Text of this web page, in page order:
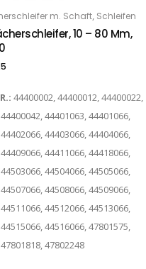
m. Schaft, Schleifen
10 – 80 Mm,
44400002, 44400012, 44400022,
44401063, 44401066,
44403066, 44404066,
44411066, 44418066,
44504066, 44505066,
44508066, 44509066,
44512066, 44513066,
44516066, 47801575,
47802248